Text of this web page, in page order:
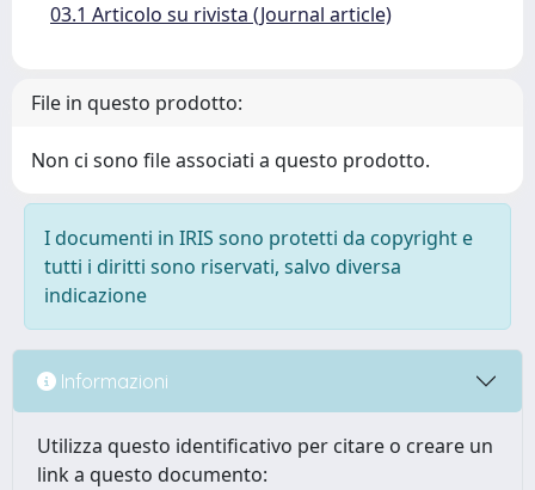
03.1 Articolo su rivista (Journal article)
File in questo prodotto:
Non ci sono file associati a questo prodotto.
I documenti in IRIS sono protetti da copyright e
tutti i diritti sono riservati, salvo diversa
indicazione
Informazioni
Utilizza questo identificativo per citare o creare un
link a questo documento: